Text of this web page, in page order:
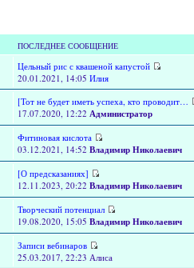
ПОСЛЕДНЕЕ СООБЩЕНИЕ
Цельный рис с квашеной капустой
20.01.2021, 14:05Илия
[Тот не будет иметь успеха, кто проводит…
17.07.2020, 12:22Администратор
Фитиновая кислота
03.12.2021, 14:52Владимир Николаевич
[О предсказаниях]
12.11.2023, 20:22Владимир Николаевич
Творческий потенциал
19.08.2020, 15:05Владимир Николаевич
Записи вебинаров
25.03.2017, 22:23 Алиса